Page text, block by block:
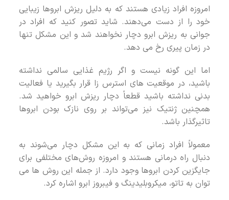
امروزه افراد زیادی هستند که به دلیل ریزش ابروها زیبایی
خود را از دست می‌دهند. شاید تصور کنید که افراد در
جوانی به ریزش ابرو دچار نخواهند شد و این مشکل تنها
در زمان پیری رخ می ‌دهد.
اما این گونه نیست و اگر رژیم غذایی سالمی نداشته
باشید، در موقعیت های استرس زا قرار بگیرید یا فعالیت
بدنی نداشته باشید قطعاً دچار ریزش ابرو خواهید شد.
همچنین ژنتیک نیز می‌تواند بر روی نازک بودن ابروها
تاثیرگذار باشد.
معمولاً افراد زمانی که به این مشکل دچار می‌شوند به
دنبال راه درمانی هستند و امروزه روش‌های مختلفی برای
جایگزین کردن ابروها وجود دارد. از جمله این روش‌ ها می
‌توان به تاتو، میکروبلیدینگ و فیبروز ابرو اشاره کرد.